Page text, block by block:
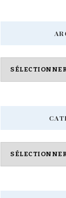
Archives
Catégories